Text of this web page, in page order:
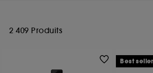
2 409 Produits
Best seller